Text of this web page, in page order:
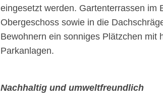
eingesetzt werden. Gartenterrassen im
Obergeschoss sowie in die
Bewohnern ein sonniges Plätzchen mit
Parkanlagen.
Nachhaltig und umweltfreundlich